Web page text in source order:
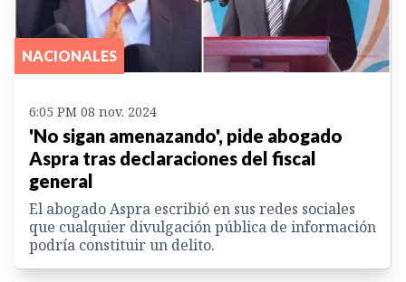
NACIONALES
6:05 PM 08 nov. 2024
'No sigan amenazando', pide abogado
Aspra tras declaraciones del fiscal
general
El abogado Aspra escribió en sus redes sociales
que cualquier divulgación pública de información
podría constituir un delito.